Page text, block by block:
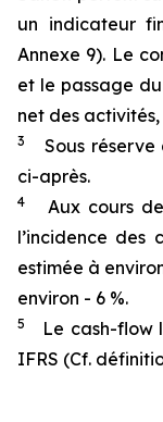
un indicateur
Annexe 9). Le
et le passage
net des activités,
3
Sous réserve
ci-après.
4
Aux cours de
l’incidence des
estimée à
environ - 6 %.
5
Le cash-flow
IFRS (Cf.